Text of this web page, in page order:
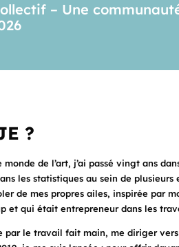
– Une
?
de l’art, j’ai passé vingt ans
les statistiques au sein de plusieurs
de mes propres ailes, inspirée par
et qui était entrepreneur dans les
par le travail fait main, me diriger